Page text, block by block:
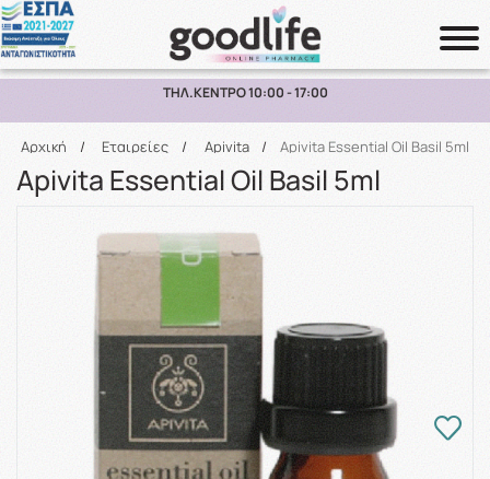
Αναζήτηση
ΠΑΡΑΛΑΒΗ ΑΠΟ ΤΟ ΚΑΤΑΣΤΗΜΑ ΑΝΩ ΤΩΝ 10€
Αρχική / Εταιρείες / Apivita / Apivita Essential Oil Basil 5ml
Apivita Essential Oil Basil 5ml